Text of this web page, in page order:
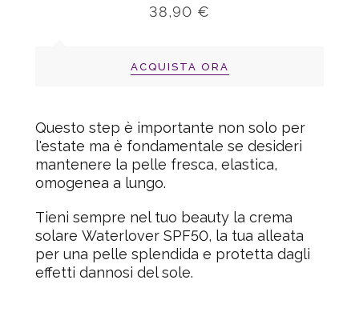
38,90 €
ACQUISTA ORA
Questo step è importante non solo per
l'estate ma è fondamentale se desideri
mantenere la pelle fresca, elastica,
omogenea a lungo.
Tieni sempre nel tuo beauty la crema
solare Waterlover SPF50, la tua alleata
per una pelle splendida e protetta dagli
effetti dannosi del sole.